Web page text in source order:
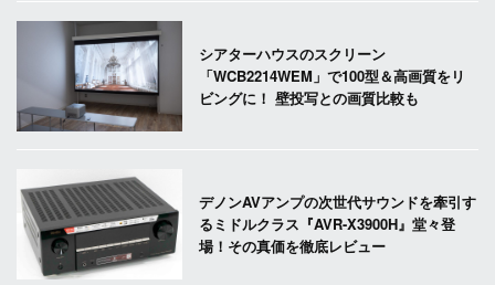
シアターハウスのスクリーン
「WCB2214WEM」で100型＆高画質をリ
ビングに！ 壁投写との画質比較も
デノンAVアンプの次世代サウンドを牽引す
るミドルクラス『AVR-X3900H』堂々登
場！その真価を徹底レビュー